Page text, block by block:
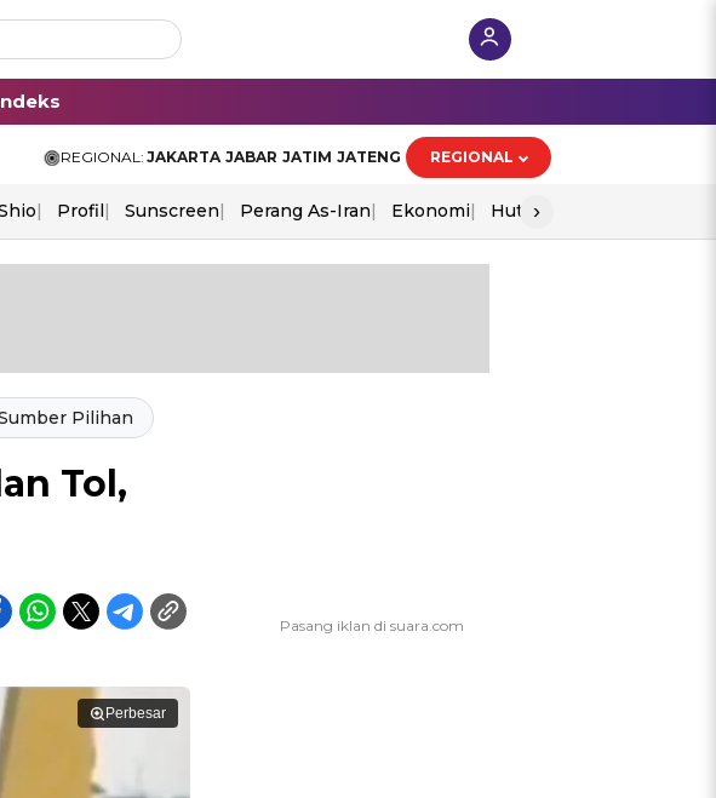
REGIONAL: JAKARTA JABAR JATIM JATENG REGIONAL
Profil Sunscreen Perang As-Iran Ekonomi Hut Ri
›
Pilihan
Tol,
Perbesar